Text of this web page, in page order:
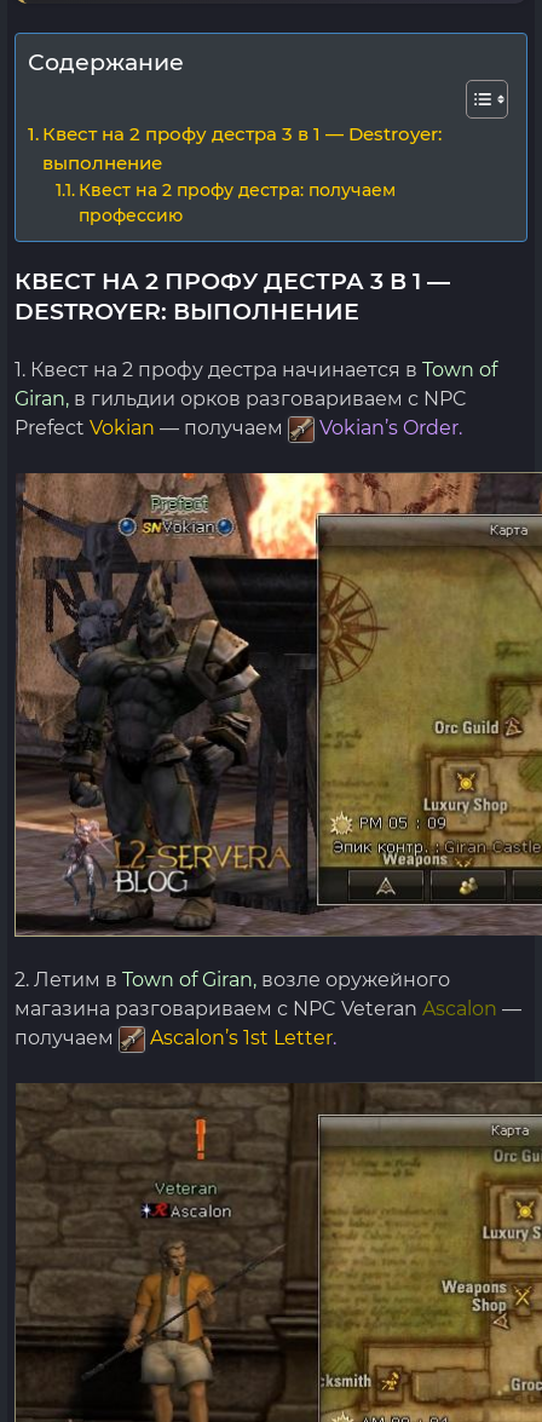
Содержание
Квест на 2 профу дестра 3 в 1 — Destroyer:
выполнение
Квест на 2 профу дестра: получаем
профессию
КВЕСТ НА 2 ПРОФУ ДЕСТРА 3 В 1 —
DESTROYER: ВЫПОЛНЕНИЕ
1. Квест на 2 профу дестра начинается в Town of
Giran, в гильдии орков разговариваем с NPC
Prefect Vokian — получаем Vokian’s Order.
2. Летим в Town of Giran, возле оружейного
магазина разговариваем с NPC Veteran Ascalon —
получаем
Ascalon’s 1st Letter.